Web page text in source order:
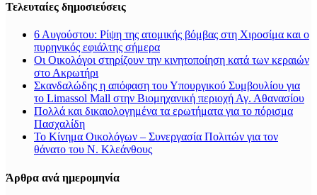
Τελευταίες δημοσιεύσεις
6 Αυγούστου: Ρίψη της ατομικής βόμβας στη Χιροσίμα και ο
πυρηνικός εφιάλτης σήμερα
Οι Οικολόγοι στηρίζουν την κινητοποίηση κατά των κεραιών
στο Ακρωτήρι
Σκανδαλώδης η απόφαση του Υπουργικού Συμβουλίου για
το Limassol Mall στην Βιομηχανική περιοχή Αγ. Αθανασίου
Πολλά και δικαιολογημένα τα ερωτήματα για το πόρισμα
Πασχαλίδη
Το Κίνημα Οικολόγων – Συνεργασία Πολιτών για τον
θάνατο του Ν. Κλεάνθους
Άρθρα ανά ημερομηνία